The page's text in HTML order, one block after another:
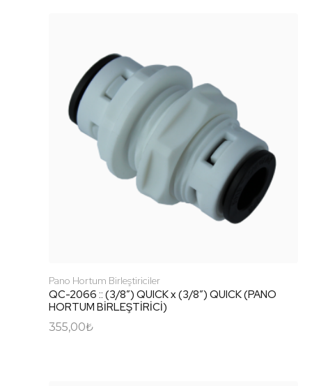
Pano Hortum Birleştiriciler
QC-2066 :: (3/8″) QUICK x (3/8″) QUICK (PANO
HORTUM BİRLEŞTİRİCİ)
355,00₺